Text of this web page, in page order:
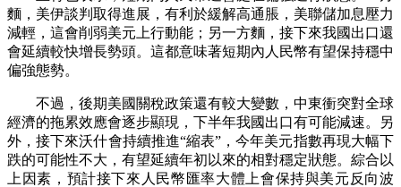
麵，美伊談判取得進展，有利於緩解高通脹，美聯儲加息壓力
減輕，這會削弱美元上行動能；另一方麵，接下來我國出口還
會延續較快增長勢頭。這都意味著短期內人民幣有望保持穩中
偏強態勢。
不過，後期美國關稅政策還有較大變數，中東衝突對全球
經濟的拖累效應會逐步顯現，下半年我國出口有可能減速。另
外，接下來沃什會持續推進“縮表”，今年美元指數再現大幅下
跌的可能性不大，有望延續年初以來的相對穩定狀態。綜合以
上因素，預計接下來人民幣匯率大體上會保持與美元反向波